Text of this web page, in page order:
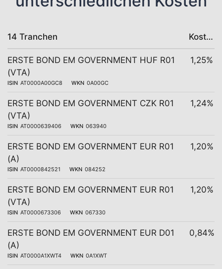
14 Tranchen Kosten
ERSTE BOND EM GOVERNMENT HUF R01
(VTA)
ISIN AT0000A00GC8 WKN 0A00GC
1,25%
ERSTE BOND EM GOVERNMENT CZK R01
(VTA)
ISIN AT0000639406 WKN 063940
1,24%
ERSTE BOND EM GOVERNMENT EUR R01
(A)
ISIN AT0000842521 WKN 084252
1,20%
ERSTE BOND EM GOVERNMENT EUR R01
(VTA)
ISIN AT0000673306 WKN 067330
1,20%
ERSTE BOND EM GOVERNMENT EUR D01
(A)
ISIN AT0000A1XWT4 WKN 0A1XWT
0,84%